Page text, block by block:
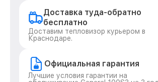
Доставка туда-обратно
бесплатно
Доставим тепловизор курьером в
Краснодаре.
Официальная гарантия
Лучшие условия гарантии на